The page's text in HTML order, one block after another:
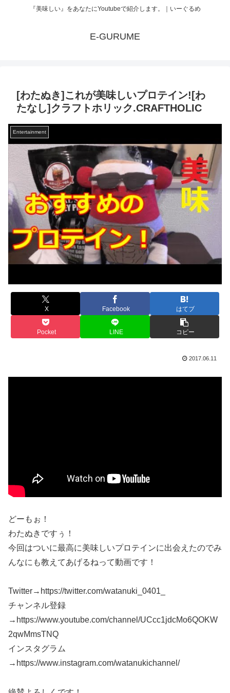
『美味しい』をあなたにYoutubeで紹介します。｜いーぐるめ
E-GURUME
[わたぬき]これが美味しいプロテイン![わ
たなし]クラフトホリック.CRAFTHOLIC
Entertainment
X Facebook はてブ
Pocket LINE コピー
2017.06.11
どーもぉ！
わたぬきですぅ！
今回はついに最高に美味しいプロテインに出会えたのでみ
んなにも教えてあげるねって動画です！
Twitter→https://twitter.com/watanuki_0401_
チャンネル登録
→https://www.youtube.com/channel/UCcc1jdcMo6QOKW
2qwMmsTNQ
インスタグラム
→https://www.instagram.com/watanukichannel/